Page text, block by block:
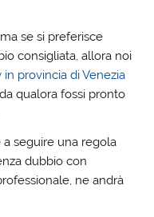
se si preferisce
consigliata, allora noi
provincia di Venezia
qualora fossi pronto
seguire una regola
dubbio con
ne andrà